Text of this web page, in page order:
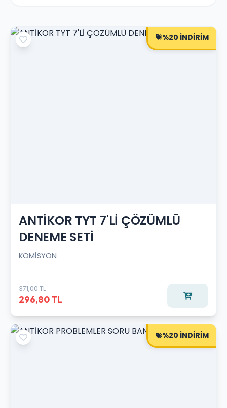
%20 İNDİRİM
ANTİKOR TYT 7'Lİ ÇÖZÜMLÜ
DENEME SETİ
KOMİSYON
371,00 TL
296,80 TL
%20 İNDİRİM